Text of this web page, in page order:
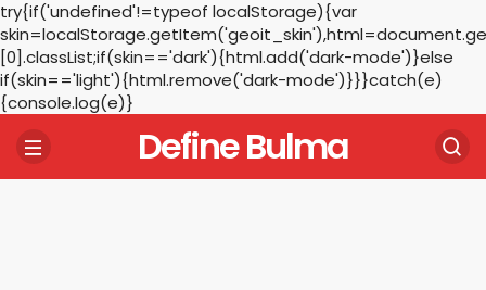
try{if('undefined'!=typeof localStorage){var
[0].classList;if(skin=='dark'){html.add('dark-mode')}else
if(skin=='light'){html.remove('dark-mode')}}}catch(e)
{console.log(e)}
Define Bulma